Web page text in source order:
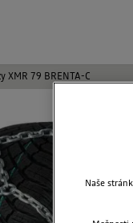
XMR 79 BRENTA-C
Naše